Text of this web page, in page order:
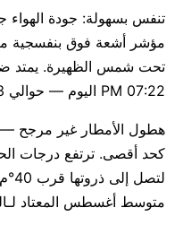
07:22 PM اليوم — حوالي 13س 45د.
كحد أقصى. ترتفع درجات
متوسط أغسطس المعتاد